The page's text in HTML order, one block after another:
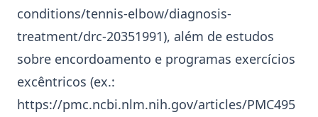
conditions/tennis-elbow/diagnosis-
treatment/drc-20351991), além de estudos
sobre encordoamento e programas exercícios
excêntricos (ex.:
https://pmc.ncbi.nlm.nih.gov/articles/PMC495